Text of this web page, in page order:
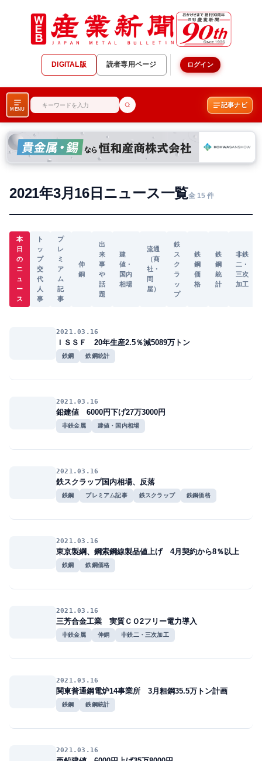
DIGITAL版 読者専用ページ ログイン
MENU
記事ナビ
2021年3月16日ニュース一覧全 15 件
本
日
の
ニ
ュ
ー
ス
ト
ッ
プ
交
代
人
事
プ
レ
ミ
ア
ム
記
事
伸
銅
出
来
事
や
話
題
建
値・
国内
相場
流通
（商
社・
問
屋）
鉄
ス
ク
ラ
ッ
プ
鉄
鋼
価
格
鉄
鋼
統
計
非鉄
二・
三次
加工
2021.03.16
ＩＳＳＦ 20年生産2.5％減5089万トン
鉄鋼 鉄鋼統計
2021.03.16
鉛建値 6000円下げ27万3000円
非鉄金属 建値・国内相場
2021.03.16
鉄スクラップ国内相場、反落
鉄鋼 プレミアム記事 鉄スクラップ 鉄鋼価格
2021.03.16
東京製綱、鋼索鋼線製品値上げ 4月契約から8％以上
鉄鋼 鉄鋼価格
2021.03.16
三芳合金工業 実質ＣＯ2フリー電力導入
非鉄金属 伸銅 非鉄二・三次加工
2021.03.16
関東普通鋼電炉14事業所 3月粗鋼35.5万トン計画
鉄鋼 鉄鋼統計
2021.03.16